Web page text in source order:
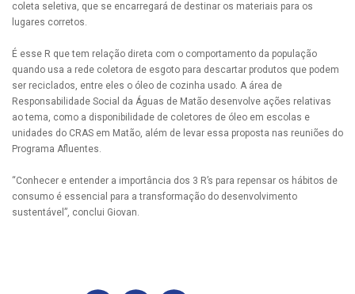
coleta seletiva, que se encarregará de destinar os materiais para os
lugares corretos.
É esse R que tem relação direta com o comportamento da população
quando usa a rede coletora de esgoto para descartar produtos que podem
ser reciclados, entre eles o óleo de cozinha usado. A área de
Responsabilidade Social da Águas de Matão desenvolve ações relativas
ao tema, como a disponibilidade de coletores de óleo em escolas e
unidades do CRAS em Matão, além de levar essa proposta nas reuniões do
Programa Afluentes.
“Conhecer e entender a importância dos 3 R’s para repensar os hábitos de
consumo é essencial para a transformação do desenvolvimento
sustentável”, conclui Giovan.